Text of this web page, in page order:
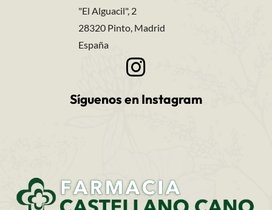
"El Alguacil", 2
28320 Pinto, Madrid
España
Síguenos en Instagram